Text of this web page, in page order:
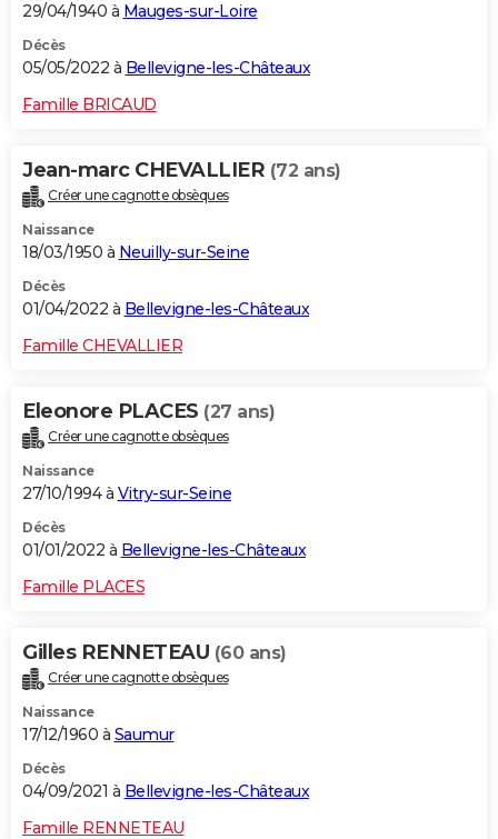
29/04/1940 à Mauges-sur-Loire
Décès
05/05/2022 à Bellevigne-les-Châteaux
Famille BRICAUD
Jean-marc CHEVALLIER (72 ans)
Créer une cagnotte obsèques
Naissance
18/03/1950 à Neuilly-sur-Seine
Décès
01/04/2022 à Bellevigne-les-Châteaux
Famille CHEVALLIER
Eleonore PLACES (27 ans)
Créer une cagnotte obsèques
Naissance
27/10/1994 à Vitry-sur-Seine
Décès
01/01/2022 à Bellevigne-les-Châteaux
Famille PLACES
Gilles RENNETEAU (60 ans)
Créer une cagnotte obsèques
Naissance
17/12/1960 à Saumur
Décès
04/09/2021 à Bellevigne-les-Châteaux
Famille RENNETEAU